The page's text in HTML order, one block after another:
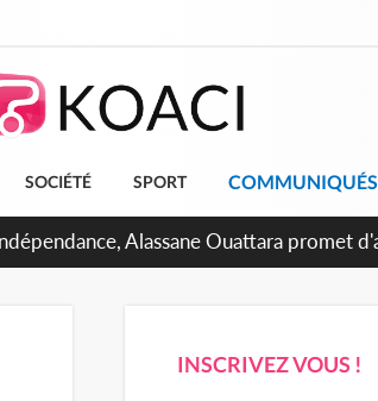
SOCIÉTÉ SPORT COMMUNIQUÉS
Bah admire le modèle ivoirien et veut
INSCRIVEZ VOUS !